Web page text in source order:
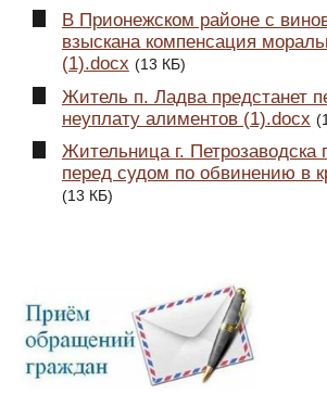
В Прионежском районе с
взыскана компенсация
(1).docx (13 КБ)
Житель п. Ладва предстанет
неуплату алиментов (1).docx
Жительница г. Петрозаводска
перед судом по обвинению в
(13 КБ)